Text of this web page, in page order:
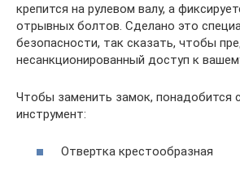
крепится на рулевом валу, а
отрывных болтов. Сделано это
безопасности, так сказать, чтобы
несанкционированный доступ к
Чтобы заменить замок, понадобится
инструмент:
Отвертка крестообразная